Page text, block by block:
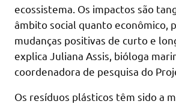
ecossistema. Os impactos são
âmbito social quanto econômico,
mudanças positivas de curto e
explica Juliana Assis, bióloga
coordenadora de pesquisa do
Os resíduos plásticos têm sido a